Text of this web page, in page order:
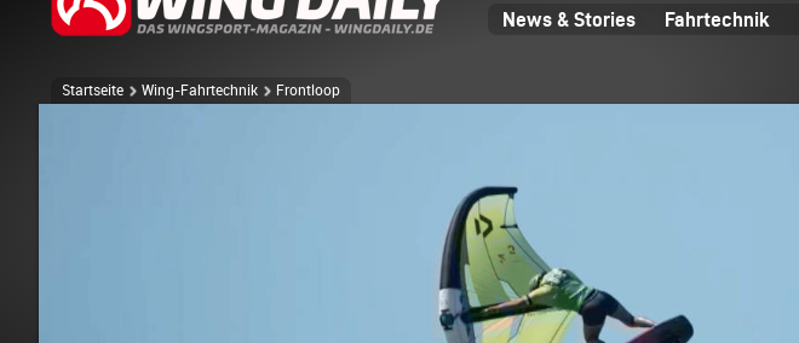
News & Stories Fahrtechnik
Startseite Wing-Fahrtechnik Frontloop